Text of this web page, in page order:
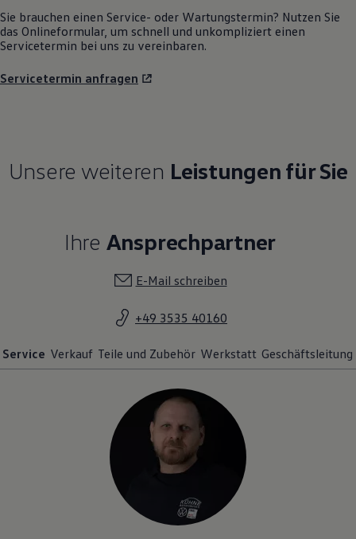
Sie brauchen einen Service- oder Wartungstermin? Nutzen Sie
das Onlineformular, um schnell und unkompliziert einen
Servicetermin bei uns zu vereinbaren.
Servicetermin anfragen
Unsere weiteren Leistungen für Sie
Ihre Ansprechpartner
E-Mail schreiben
+49 3535 40160
Service Verkauf Teile und Zubehör Werkstatt Geschäftsleitung